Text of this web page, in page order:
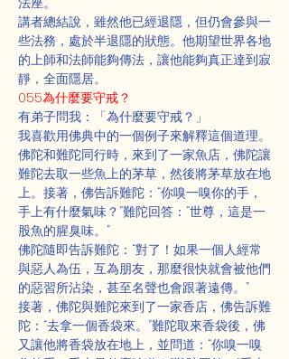
講者總結說，雖然他已經退隱，但仍會參與一
些法務，處於半退隱的狀態。他期望世界各地
的上師和法師能夠傳法，讓他能夠真正達到寂
靜，全面隱居。
055為什麼要守戒？
有弟子問我：「為什麼要守戒？」
我喜歡用佛典中的一個例子來解釋這個道理。
佛陀和難陀同行時，來到了一家魚店，佛陀讓
難陀去取一些魚上的茅草，然後將茅草放在地
上。接著，佛告訴難陀：“你嗅一嗅你的手，
手上有什麼氣味？”難陀回答：“世尊，這是一
股魚的腥臭味。”
佛陀隨即告訴難陀：“對了！如果一個人經常
與惡人為伍，互為朋友，那麼很快就會被他們
的惡習所沾染，甚至名聲也會跟著遠傳。”
接著，佛陀與難陀來到了一家香店，佛告訴難
陀：“去拿一個香袋來。”難陀取來香袋後，佛
又讓他將香袋放在地上，並問道：“你嗅一嗅